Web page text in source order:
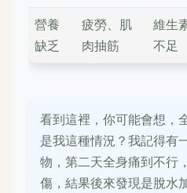
營養
缺乏
疲勞、肌
肉抽筋
維生
不足
看到這裡，你可能會想，
是我這種情況？我記得有
物，第二天全身痛到不行
傷，結果後來發現是脫水